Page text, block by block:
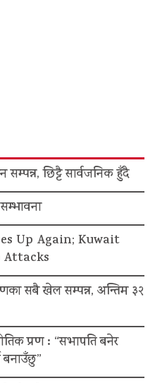
छिट्टै सार्वजनिक हुँदै
Up Again; Kuwait
सबै खेल सम्पन्न, अन्तिम ३२
प्रण : “सभापति बनेर
बनाउँछु”